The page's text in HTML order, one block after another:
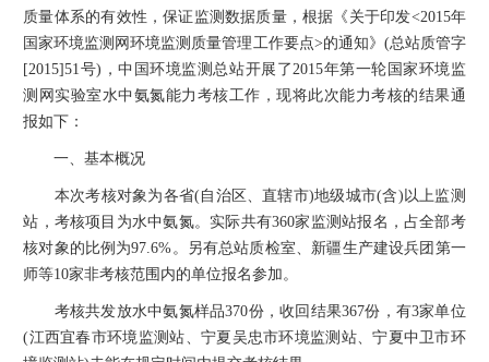
质量体系的有效性，保证监测数据质量，根据《关于印发<2015年
国家环境监测网环境监测质量管理工作要点>的通知》(总站质管字
[2015]51号)，中国环境监测总站开展了2015年第一轮国家环境监
测网实验室水中氨氮能力考核工作，现将此次能力考核的结果通
报如下：
一、基本概况
本次考核对象为各省(自治区、直辖市)地级城市(含)以上监测
站，考核项目为水中氨氮。实际共有360家监测站报名，占全部考
核对象的比例为97.6%。另有总站质检室、新疆生产建设兵团第一
师等10家非考核范围内的单位报名参加。
考核共发放水中氨氮样品370份，收回结果367份，有3家单位
(江西宜春市环境监测站、宁夏吴忠市环境监测站、宁夏中卫市环